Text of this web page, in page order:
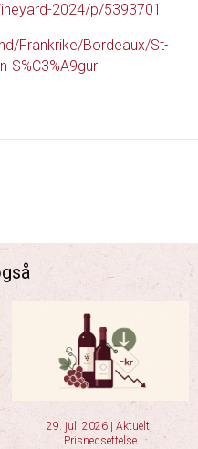
2024/p/5393701
Frankrike/Bordeaux/St-
S%C3%A9gur-
29. juli 2026 Aktuelt,
Prisnedsettelse